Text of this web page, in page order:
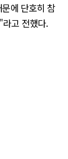
에 단호히 참
고 전했다.